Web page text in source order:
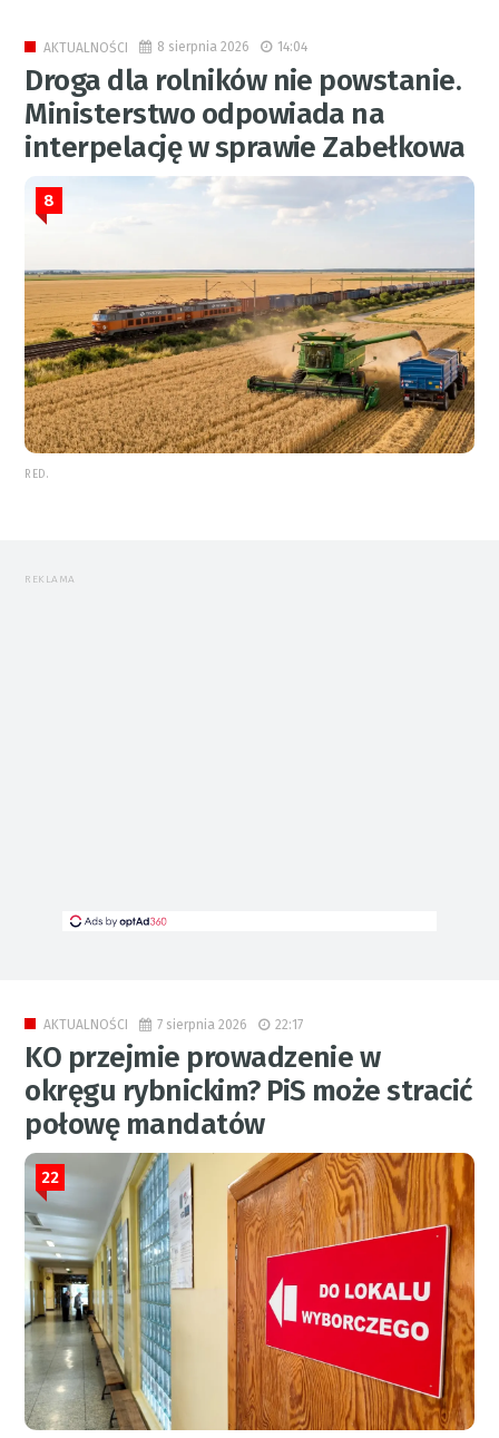
AKTUALNOŚCI 8 sierpnia 2026 14:04
Droga dla rolników nie powstanie.
Ministerstwo odpowiada na
interpelację w sprawie Zabełkowa
8
RED.
REKLAMA
AKTUALNOŚCI 7 sierpnia 2026 22:17
KO przejmie prowadzenie w
okręgu rybnickim? PiS może stracić
połowę mandatów
22